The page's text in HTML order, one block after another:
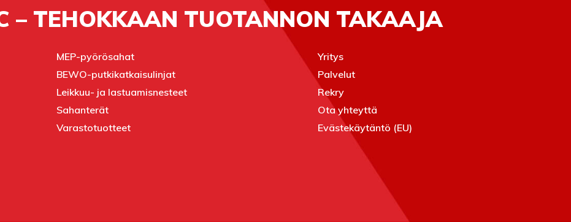
– TEHOKKAAN TUOTANNON TAKAAJA
MEP-pyörösahat
BEWO-putkikatkaisulinjat
Leikkuu- ja lastuamisnesteet
Sahanterät
Varastotuotteet
Yritys
Palvelut
Rekry
Ota yhteyttä
Evästekäytäntö (EU)